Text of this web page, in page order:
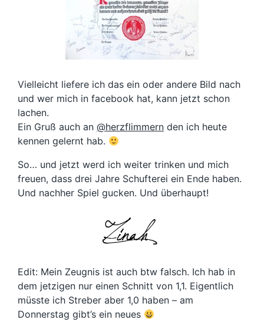
Vielleicht liefere ich das ein oder andere Bild nach
und wer mich in facebook hat, kann jetzt schon
lachen.
Ein Gruß auch an @herzflimmern den ich heute
kennen gelernt hab.
So… und jetzt werd ich weiter trinken und mich
freuen, dass drei Jahre Schufterei ein Ende haben.
Und nachher Spiel gucken. Und überhaupt!
Edit: Mein Zeugnis ist auch btw falsch. Ich hab in
dem jetzigen nur einen Schnitt von 1,1. Eigentlich
müsste ich Streber aber 1,0 haben – am
Donnerstag gibt’s ein neues